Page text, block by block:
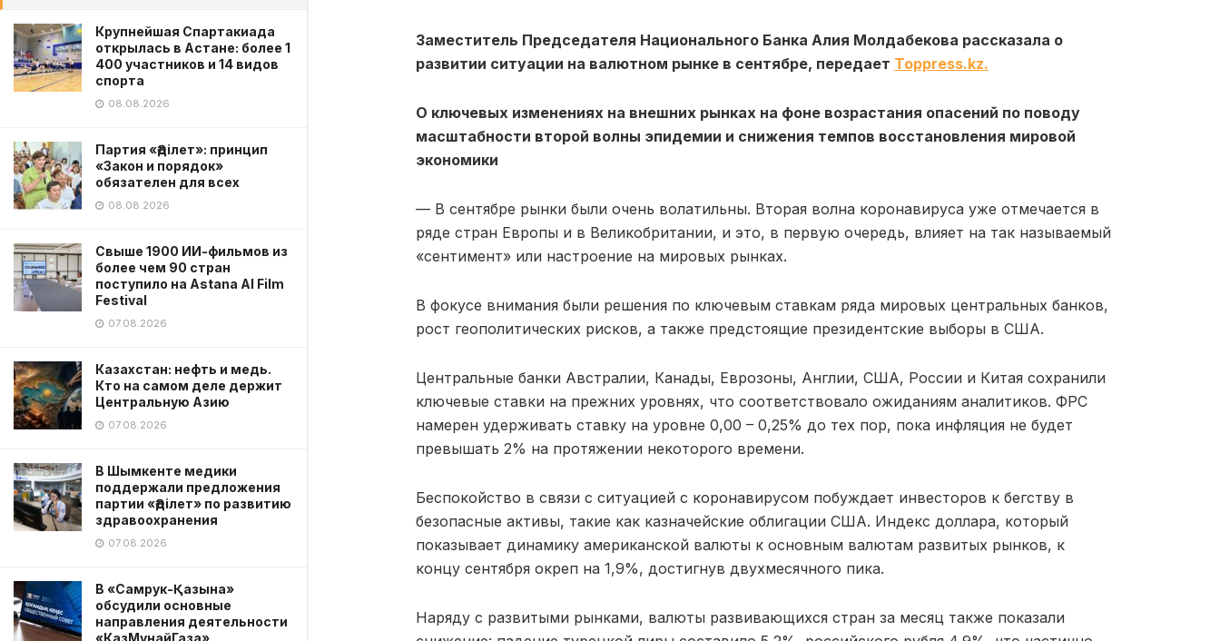
Крупнейшая Спартакиада
открылась в Астане: более 1
400 участников и 14 видов
спорта
08.08.2026
Партия «Әділет»: принцип
«Закон и порядок»
обязателен для всех
08.08.2026
Свыше 1900 ИИ-фильмов из
более чем 90 стран
поступило на Astana AI Film
Festival
07.08.2026
Казахстан: нефть и медь.
Кто на самом деле держит
Центральную Азию
07.08.2026
В Шымкенте медики
поддержали предложения
партии «Әділет» по развитию
здравоохранения
07.08.2026
В «Самрук-Қазына»
обсудили основные
направления деятельности
«КазМунайГаза»
Заместитель Председателя Национального Банка Алия Молдабекова рассказала о
развитии ситуации на валютном рынке в сентябре, передает Toppress.kz.
О ключевых изменениях на внешних рынках на фоне возрастания опасений по поводу
масштабности второй волны эпидемии и снижения темпов восстановления мировой
экономики
— В сентябре рынки были очень волатильны. Вторая волна коронавируса уже отмечается в
ряде стран Европы и в Великобритании, и это, в первую очередь, влияет на так называемый
«сентимент» или настроение на мировых рынках.
В фокусе внимания были решения по ключевым ставкам ряда мировых центральных банков,
рост геополитических рисков, а также предстоящие президентские выборы в США.
Центральные банки Австралии, Канады, Еврозоны, Англии, США, России и Китая сохранили
ключевые ставки на прежних уровнях, что соответствовало ожиданиям аналитиков. ФРС
намерен удерживать ставку на уровне 0,00 – 0,25% до тех пор, пока инфляция не будет
превышать 2% на протяжении некоторого времени.
Беспокойство в связи с ситуацией с коронавирусом побуждает инвесторов к бегству в
безопасные активы, такие как казначейские облигации США. Индекс доллара, который
показывает динамику американской валюты к основным валютам развитых рынков, к
концу сентября окреп на 1,9%, достигнув двухмесячного пика.
Наряду с развитыми рынками, валюты развивающихся стран за месяц также показали